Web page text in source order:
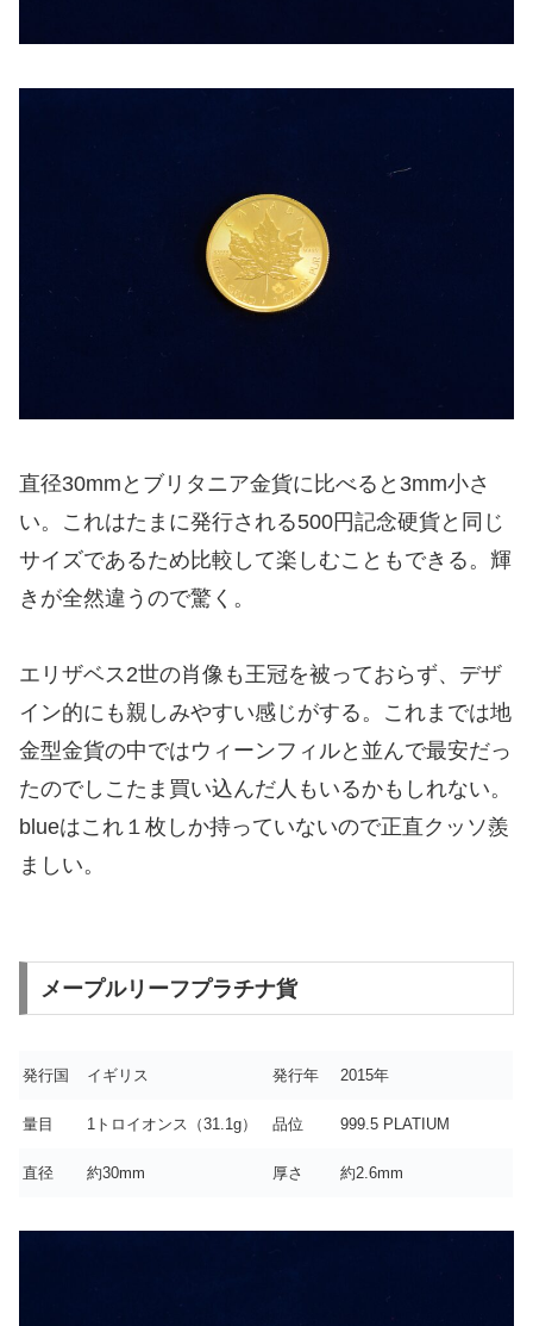
直径30mmとブリタニア金貨に比べると3mm小さ
い。これはたまに発行される500円記念硬貨と同じ
サイズであるため比較して楽しむこともできる。輝
きが全然違うので驚く。
エリザベス2世の肖像も王冠を被っておらず、デザ
イン的にも親しみやすい感じがする。これまでは地
金型金貨の中ではウィーンフィルと並んで最安だっ
たのでしこたま買い込んだ人もいるかもしれない。
blueはこれ１枚しか持っていないので正直クッソ羨
ましい。
メープルリーフプラチナ貨
発行国 イギリス 発行年 2015年
量目 1トロイオンス（31.1g） 品位 999.5 PLATIUM
直径 約30mm 厚さ 約2.6mm